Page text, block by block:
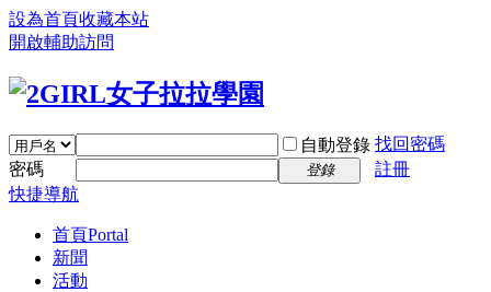
設為首頁收藏本站
開啟輔助訪問
自動登錄 找回密碼
密碼
登錄
註冊
快捷導航
首頁Portal
新聞
活動